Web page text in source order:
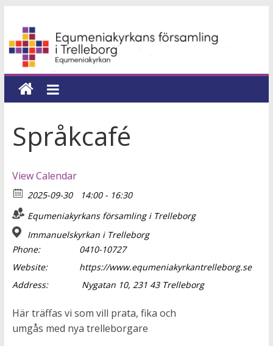
innehåll
Equmeniakyrkans
församling
i
Trelleborg
för
hela
livet
Språkcafé
View Calendar
2025-09-30
14:00 - 16:30
Equmeniakyrkans församling i Trelleborg
Immanuelskyrkan i Trelleborg
Phone:
0410-10727
Website:
https://www.equmeniakyrkantrelleborg.se
Address:
Nygatan 10, 231 43 Trelleborg
Här träffas vi som vill prata, fika och
umgås med nya trelleborgare